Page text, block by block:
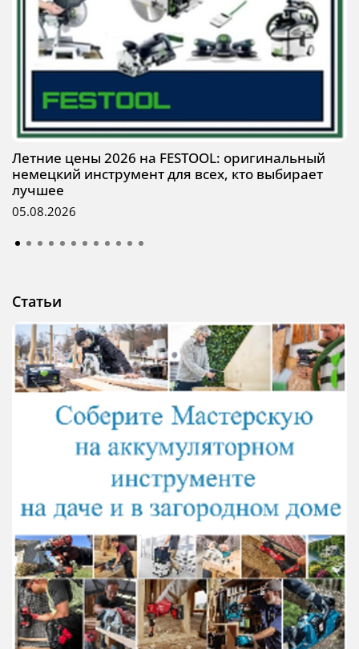
Летние цены 2026 на FESTOOL: оригинальный
немецкий инструмент для всех, кто выбирает
лучшее
05.08.2026
Статьи